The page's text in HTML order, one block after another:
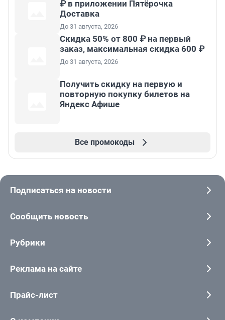
₽ в приложении Пятёрочка
Доставка
До 31 августа, 2026
Скидка 50% от 800 ₽ на первый
заказ, максимальная скидка 600 ₽
До 31 августа, 2026
Получить скидку на первую и
повторную покупку билетов на
Яндекс Афише
Все промокоды
Подписаться на новости
Сообщить новость
Рубрики
Реклама на сайте
Прайс-лист